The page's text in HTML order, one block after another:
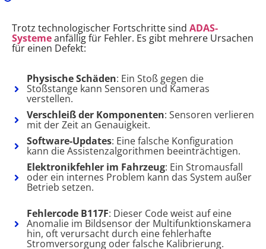
Trotz technologischer Fortschritte sind ADAS-
Systemeanfällig für Fehler. Es gibt mehrere Ursachen
für einen Defekt:
Physische Schäden: Ein Stoß gegen die
Stoßstange kann Sensoren und Kameras
verstellen.
Verschleiß der Komponenten: Sensoren verlieren
mit der Zeit an Genauigkeit.
Software-Updates: Eine falsche Konfiguration
kann die Assistenzalgorithmen beeinträchtigen.
Elektronikfehler im Fahrzeug: Ein Stromausfall
oder ein internes Problem kann das System außer
Betrieb setzen.
Fehlercode B117F: Dieser Code weist auf eine
Anomalie im Bildsensor der Multifunktionskamera
hin, oft verursacht durch eine fehlerhafte
Stromversorgung oder falsche Kalibrierung.